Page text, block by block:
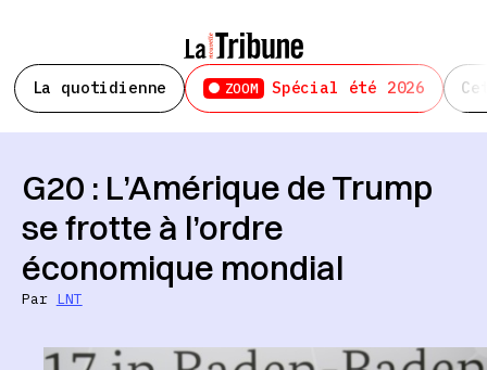
La quotidienne ZOOM Spécial été 2026
G20 : L’Amérique de Trump
se frotte à l’ordre
économique mondial
Par LNT